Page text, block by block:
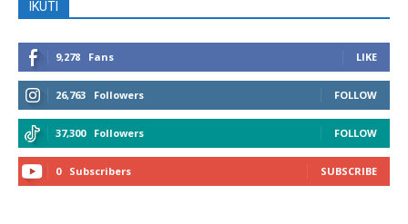
IKUTI
9,278 Fans LIKE
26,763 Followers FOLLOW
37,300 Followers FOLLOW
0 Subscribers SUBSCRIBE